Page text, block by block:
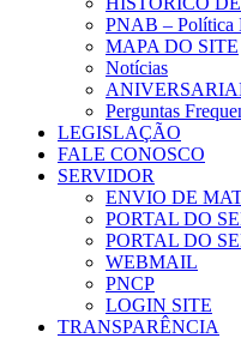
PNAB – Política
MAPA DO SITE
Notícias
Perguntas
LEGISLAÇÃO
FALE CONOSCO
SERVIDOR
ENVIO DE
PORTAL DO
PORTAL DO
WEBMAIL
PNCP
LOGIN SITE
TRANSPARÊNCIA